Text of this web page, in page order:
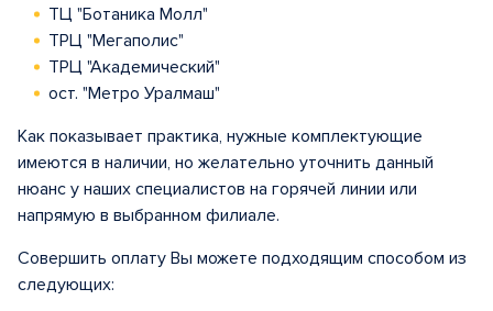
ТЦ "Ботаника Молл"
ТРЦ "Мегаполис"
ТРЦ "Академический"
ост. "Метро Уралмаш"
Как показывает практика, нужные комплектующие
имеются в наличии, но желательно уточнить данный
нюанс у наших специалистов на горячей линии или
напрямую в выбранном филиале.
Совершить оплату Вы можете подходящим способом из
следующих: